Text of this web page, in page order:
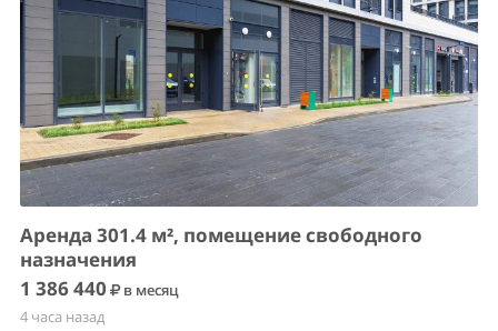
Аренда 301.4 м², помещение свободного
назначения
1 386 440
в месяц
4 часа назад